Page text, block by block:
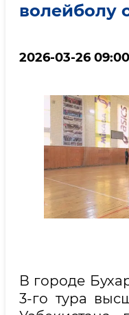
волейболу
2026-03-26
В городе
3-го тура